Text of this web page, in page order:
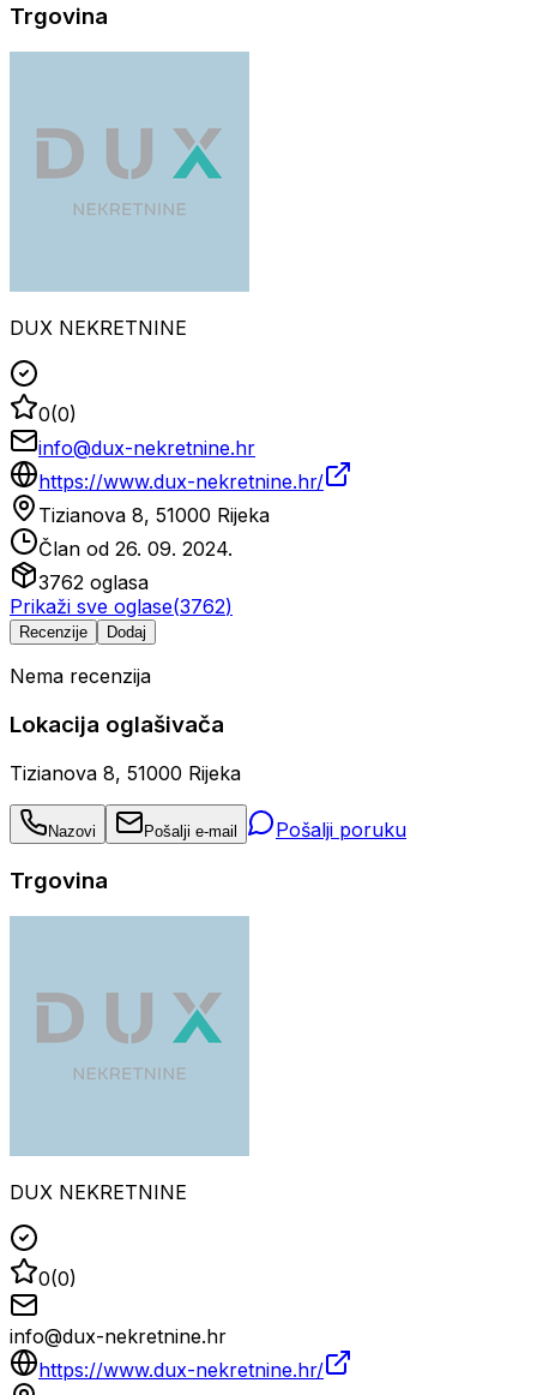
Trgovina
DUX NEKRETNINE
0(0)
info@dux-nekretnine.hr
https://www.dux-nekretnine.hr/
Tizianova 8, 51000 Rijeka
Član od 26. 09. 2024.
3762 oglasa
Prikaži sve oglase(3762)
Recenzije Dodaj
Nema recenzija
Lokacija oglašivača
Tizianova 8, 51000 Rijeka
Nazovi Pošalji e-mail Pošalji poruku
Trgovina
DUX NEKRETNINE
0(0)
info@dux-nekretnine.hr
https://www.dux-nekretnine.hr/